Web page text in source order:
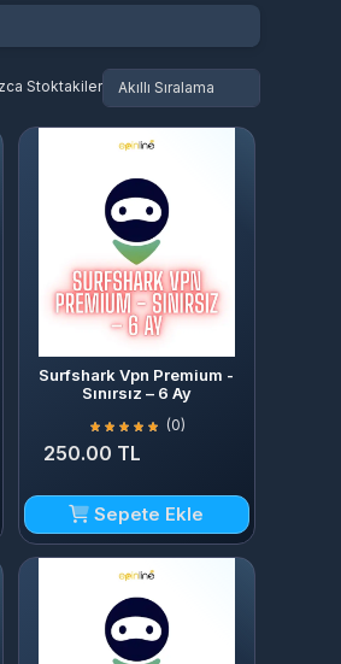
Stoktakiler
Surfshark Vpn Premium -
Sınırsız – 6 Ay
(0)
250.00 TL
Sepete Ekle